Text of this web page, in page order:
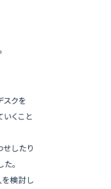
スクを
くこと
したり
。
検討し